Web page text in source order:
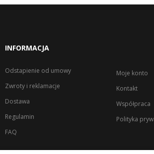
INFORMACJA
Odstapienie od umowy
Zwroty i reklamacje
Dostawa
Regulamin
FAQ
Moje konto
Kontakt
Współpraca
Polityka